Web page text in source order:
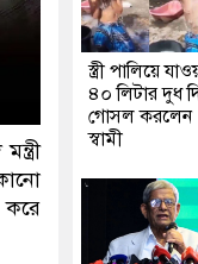
করে
স্ত্রী পালিয়ে
৪০ লিটার দুধ
গোসল করলেন
স্বামী